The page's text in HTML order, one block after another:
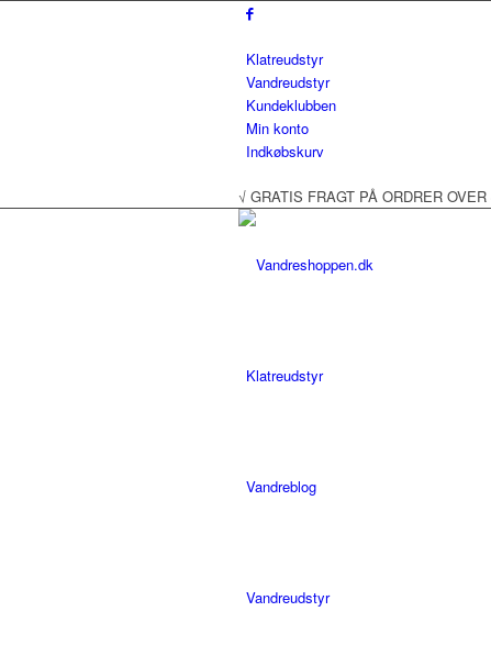
Klatreudstyr
Vandreudstyr
Kundeklubben
Min konto
Indkøbskurv
√ GRATIS FRAGT PÅ ORDRER
Klatreudstyr
Vandreblog
Vandreudstyr